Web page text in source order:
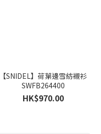
【SNIDEL】荷葉邊雪紡襯衫
SWFB264400
HK$970.00